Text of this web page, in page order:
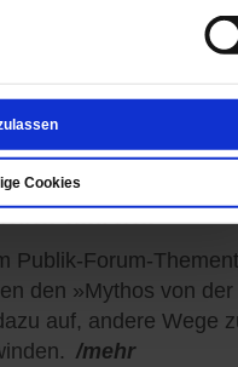
Cookies
in Hannover
eintreten
Publik-Forum-
den »Mythos von der
auf, andere Wege
/mehr